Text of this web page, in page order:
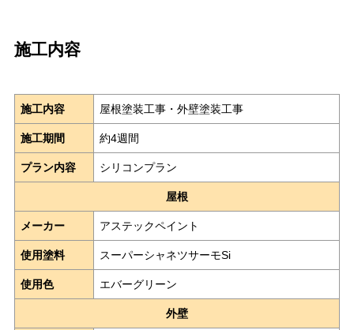
施工内容
施工内容 屋根塗装工事・外壁塗装工事
施工期間 約4週間
プラン内容 シリコンプラン
屋根
メーカー アステックペイント
使用塗料 スーパーシャネツサーモSi
使用色 エバーグリーン
外壁